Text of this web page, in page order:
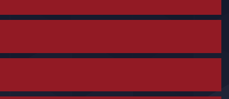
l’utilisateur, qui assume la totalité des
l’interprétation ou de l’utilisation des
hors du contrôle de l’EDITEUR, et